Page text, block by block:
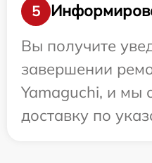
5
Вы получите
завершении
Yamaguchi, и мы
доставку по